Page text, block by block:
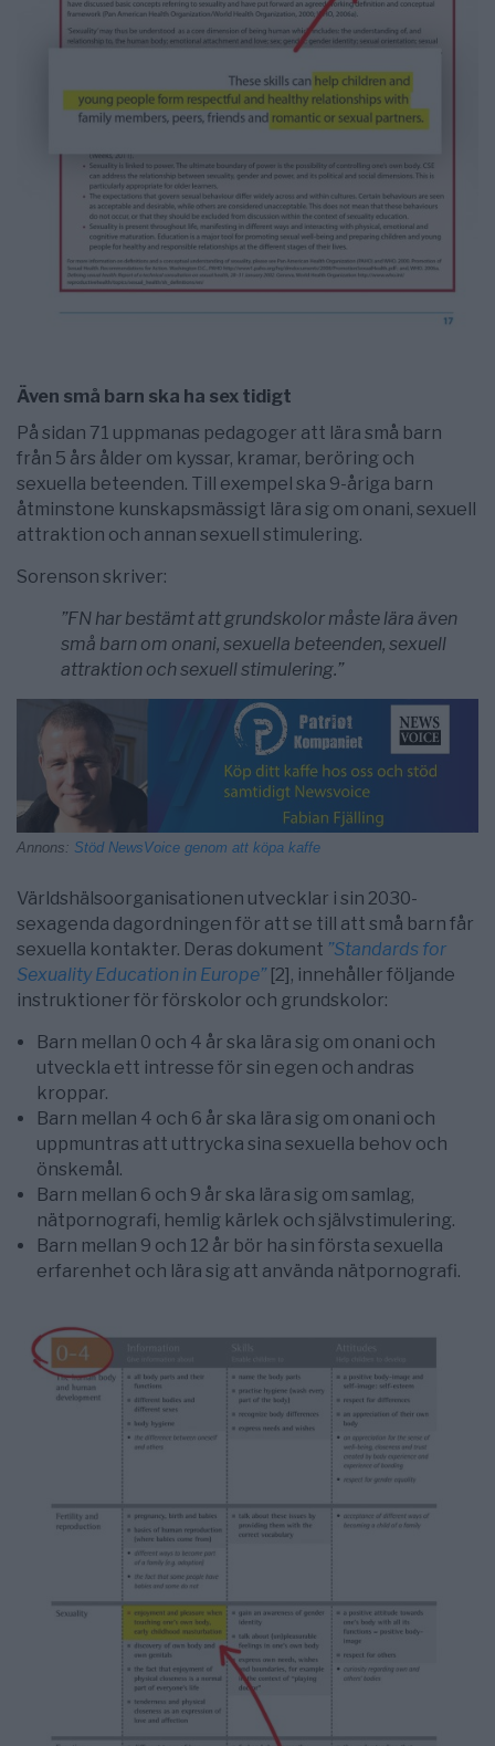
Även små barn ska ha sex tidigt
På sidan 71 uppmanas pedagoger att lära små barn
från 5 års ålder om kyssar, kramar, beröring och
sexuella beteenden. Till exempel ska 9-åriga barn
åtminstone kunskapsmässigt lära sig om onani, sexuell
attraktion och annan sexuell stimulering.
Sorenson skriver:
”FN har bestämt att grundskolor måste lära även
små barn om onani, sexuella beteenden, sexuell
attraktion och sexuell stimulering.”
Annons: Stöd NewsVoice genom att köpa kaffe
Världshälsoorganisationen utvecklar i sin 2030-
sexagenda dagordningen för att se till att små barn får
sexuella kontakter. Deras dokument ”Standards for
Sexuality Education in Europe” [2], innehåller följande
instruktioner för förskolor och grundskolor:
Barn mellan 0 och 4 år ska lära sig om onani och
utveckla ett intresse för sin egen och andras
kroppar.
Barn mellan 4 och 6 år ska lära sig om onani och
uppmuntras att uttrycka sina sexuella behov och
önskemål.
Barn mellan 6 och 9 år ska lära sig om samlag,
nätpornografi, hemlig kärlek och självstimulering.
Barn mellan 9 och 12 år bör ha sin första sexuella
erfarenhet och lära sig att använda nätpornografi.